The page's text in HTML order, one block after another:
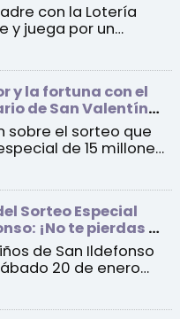
con la Lotería
y juega por un
y la fortuna con el
de San Valentín
sobre el sorteo que
de 15 millones
Sorteo Especial
¡No te pierdas el
de San Ildefonso
20 de enero